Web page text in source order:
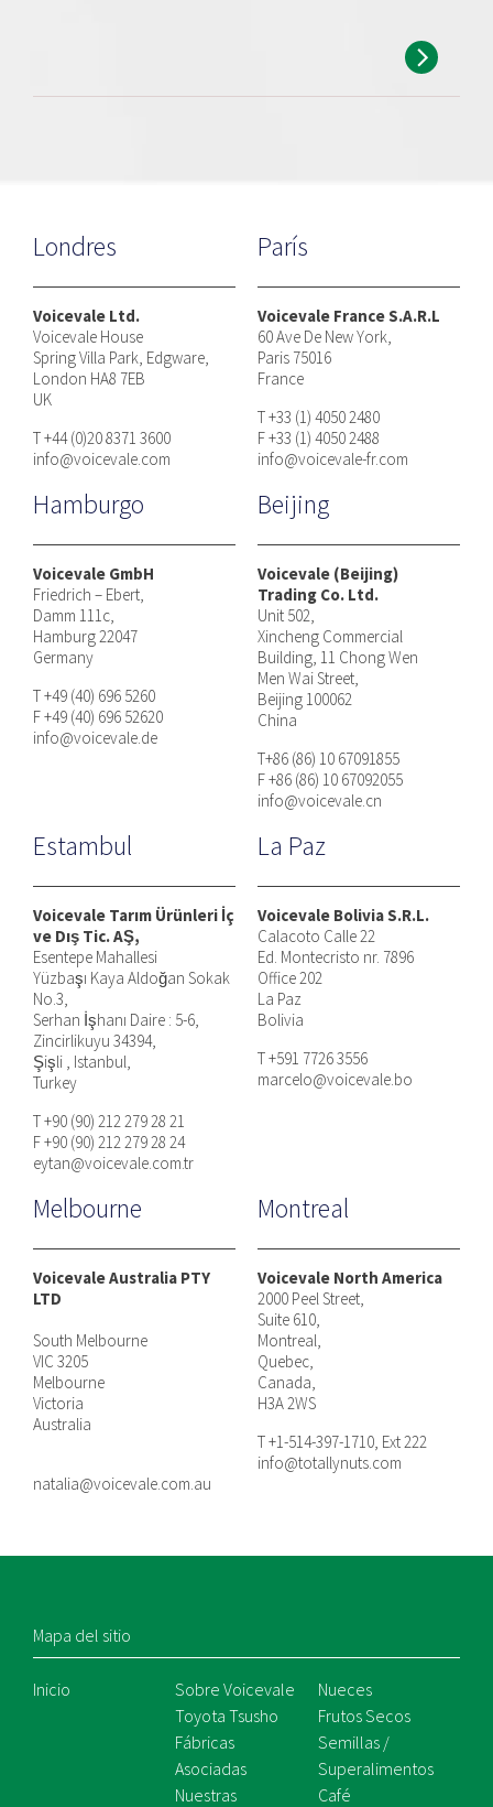
Londres
Voicevale Ltd.
Voicevale House
Spring Villa Park, Edgware,
London HA8 7EB
UK
T +44 (0)20 8371 3600
info@voicevale.com
París
Voicevale France S.A.R.L
60 Ave De New York,
Paris 75016
France
T +33 (1) 4050 2480
F +33 (1) 4050 2488
info@voicevale-fr.com
Hamburgo
Voicevale GmbH
Friedrich – Ebert,
Damm 111c,
Hamburg 22047
Germany
T +49 (40) 696 5260
F +49 (40) 696 52620
info@voicevale.de
Beijing
Voicevale (Beijing)
Trading Co. Ltd.
Unit 502,
Xincheng Commercial
Building, 11 Chong Wen
Men Wai Street,
Beijing 100062
China
T+86 (86) 10 67091855
F +86 (86) 10 67092055
info@voicevale.cn
Estambul
Voicevale Tarım Ürünleri İç
ve Dış Tic. AŞ,
Esentepe Mahallesi
Yüzbaşı Kaya Aldoğan Sokak
No.3,
Serhan İşhanı Daire : 5-6,
Zincirlikuyu 34394,
Şişli , Istanbul,
Turkey
T +90 (90) 212 279 28 21
F +90 (90) 212 279 28 24
eytan@voicevale.com.tr
La Paz
Voicevale Bolivia S.R.L.
Calacoto Calle 22
Ed. Montecristo nr. 7896
Office 202
La Paz
Bolivia
T +591 7726 3556
marcelo@voicevale.bo
Melbourne
Voicevale Australia PTY
LTD
South Melbourne
VIC 3205
Melbourne
Victoria
Australia
natalia@voicevale.com.au
Montreal
Voicevale North America
2000 Peel Street,
Suite 610,
Montreal,
Quebec,
Canada,
H3A 2WS
T +1-514-397-1710, Ext 222
info@totallynuts.com
Mapa del sitio
Inicio
Sobre Voicevale
Toyota Tsusho
Fábricas
Asociadas
Nuestras
Nueces
Frutos Secos
Semillas /
Superalimentos
Café